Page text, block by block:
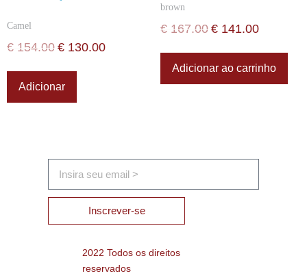
Camel
€ 154.00 € 130.00
Adicionar
brown
€ 167.00 € 141.00
Adicionar ao carrinho
Inscrever-se
2022 Todos os direitos
reservados